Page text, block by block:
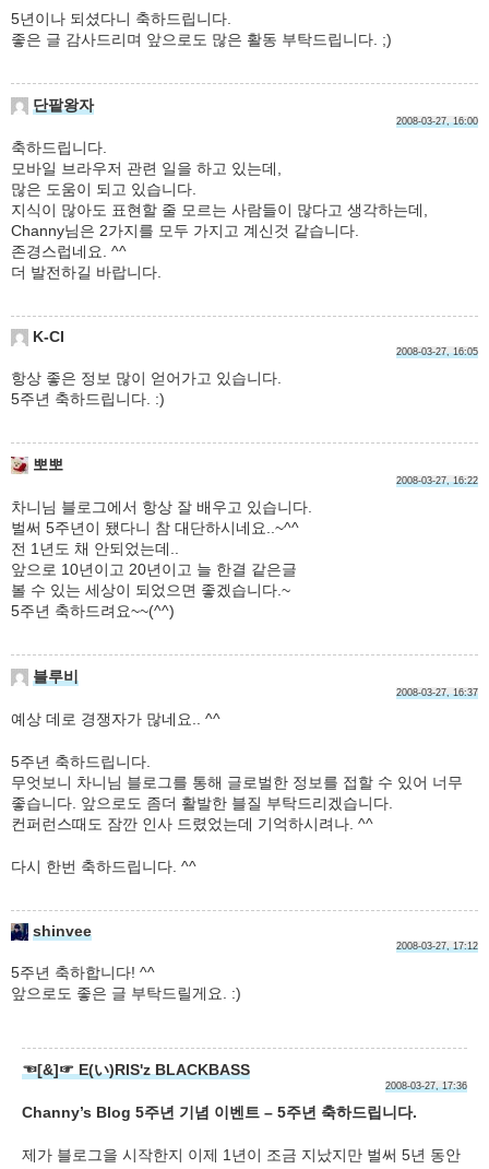
5년이나 되셨다니 축하드립니다.
좋은 글 감사드리며 앞으로도 많은 활동 부탁드립니다. ;)
단팥왕자
2008-03-27, 16:00
축하드립니다.
모바일 브라우저 관련 일을 하고 있는데,
많은 도움이 되고 있습니다.
지식이 많아도 표현할 줄 모르는 사람들이 많다고 생각하는데,
Channy님은 2가지를 모두 가지고 계신것 같습니다.
존경스럽네요. ^^
더 발전하길 바랍니다.
K-CI
2008-03-27, 16:05
항상 좋은 정보 많이 얻어가고 있습니다.
5주년 축하드립니다. :)
뽀뽀
2008-03-27, 16:22
차니님 블로그에서 항상 잘 배우고 있습니다.
벌써 5주년이 됐다니 참 대단하시네요..~^^
전 1년도 채 안되었는데..
앞으로 10년이고 20년이고 늘 한결 같은글
볼 수 있는 세상이 되었으면 좋겠습니다.~
5주년 축하드려요~~(^^)
블루비
2008-03-27, 16:37
예상 데로 경쟁자가 많네요.. ^^
5주년 축하드립니다.
무엇보니 차니님 블로그를 통해 글로벌한 정보를 접할 수 있어 너무
좋습니다. 앞으로도 좀더 활발한 블질 부탁드리겠습니다.
컨퍼런스때도 잠깐 인사 드렸었는데 기억하시려나. ^^
다시 한번 축하드립니다. ^^
shinvee
2008-03-27, 17:12
5주년 축하합니다! ^^
앞으로도 좋은 글 부탁드릴게요. :)
☜[&]☞ E(い)RIS'z BLACKBASS
2008-03-27, 17:36
Channy’s Blog 5주년 기념 이벤트 – 5주년 축하드립니다.
제가 블로그을 시작한지 이제 1년이 조금 지났지만 벌써 5년 동안